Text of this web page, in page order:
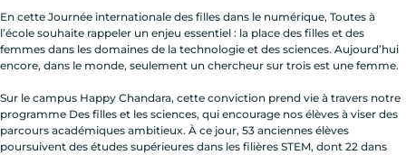
En cette Journée internationale des filles dans le numérique, Toutes à
l’école souhaite rappeler un enjeu essentiel : la place des filles et des
femmes dans les domaines de la technologie et des sciences. Aujourd’hui
encore, dans le monde, seulement un chercheur sur trois est une femme.
Sur le campus Happy Chandara, cette conviction prend vie à travers notre
programme Des filles et les sciences, qui encourage nos élèves à viser des
parcours académiques ambitieux. À ce jour, 53 anciennes élèves
poursuivent des études supérieures dans les filières STEM, dont 22 dans